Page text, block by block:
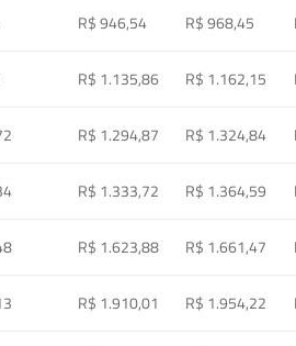
R$ 946,54 R$ 968,45
R$ 1.135,86 R$ 1.162,15
R$ 1.294,87 R$ 1.324,84
R$ 1.333,72 R$ 1.364,59
R$ 1.623,88 R$ 1.661,47
R$ 1.910,01 R$ 1.954,22